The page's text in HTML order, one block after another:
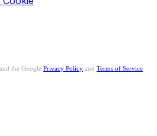
the Google Privacy Policy and Terms of Service